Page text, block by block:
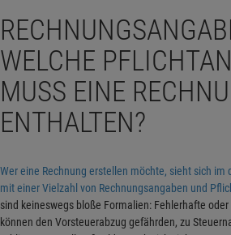
WELCHE
MUSS EINE
ENTHALTEN?
Wer eine Rechnung erstellen möchte, sieht sich
mit einer Vielzahl von Rechnungsangaben und
sind keineswegs bloße Formalien: Fehlerhafte
können den Vorsteuerabzug gefährden, zu